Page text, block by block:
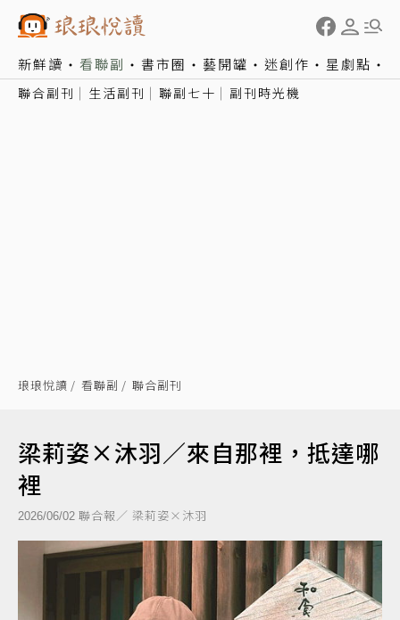
新鮮讀 看聯副 書市圈 藝開罐 迷創作 星劇點
聯合副刊 生活副刊 聯副七十 副刊時光機
琅琅悅讀 看聯副 聯合副刊
梁莉姿×沐羽／來自那裡，抵達哪
裡
2026/06/02 聯合報／ 梁莉姿×沐羽